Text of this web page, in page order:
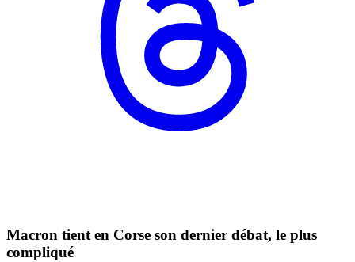
Macron tient en Corse son dernier débat, le plus
compliqué